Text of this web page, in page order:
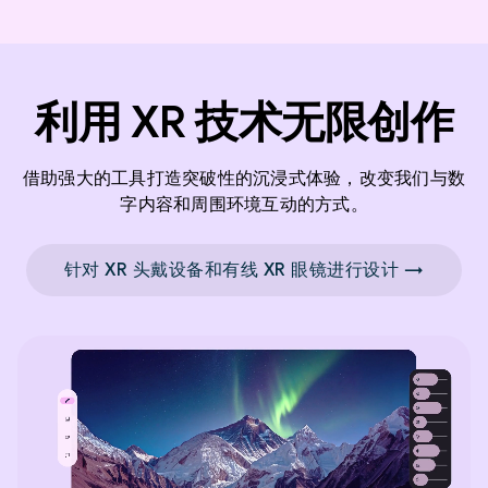
利用 XR 技术无限创作
借助强大的工具打造突破性的沉浸式体验，改变我们与数
字内容和周围环境互动的方式。
针对 XR 头戴设备和有线 XR 眼镜进行设计 →